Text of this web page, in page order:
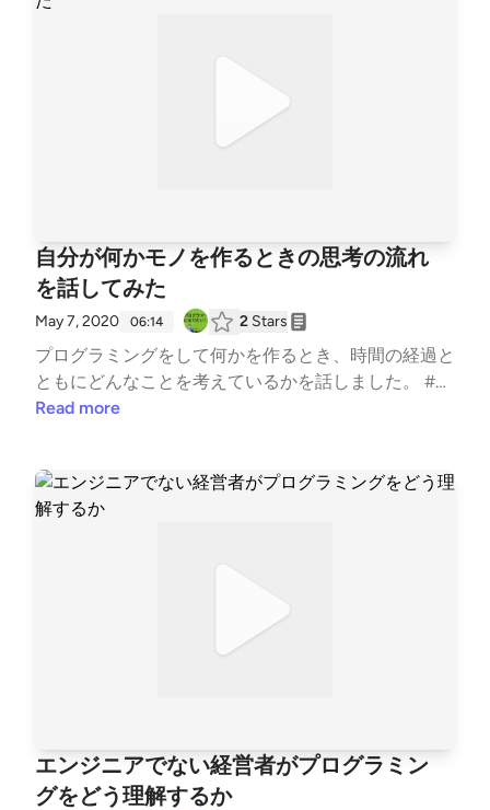
自分が何かモノを作るときの思考の流れ
を話してみた
May 7, 2020 06:14 2 Stars
プログラミングをして何かを作るとき、時間の経過と
ともにどんなことを考えているかを話しました。 #寝
る前に聴きたい #好きな○○について語る #今日何し
Read more
エンジニアでない経営者がプログラミン
グをどう理解するか